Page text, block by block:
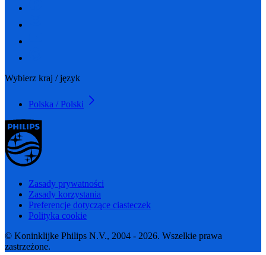
Wybierz kraj / język
Polska / Polski
Zasady prywatności
Zasady korzystania
Preferencje dotyczące ciasteczek
Polityka cookie
© Koninklijke Philips N.V., 2004 - 2026. Wszelkie prawa
zastrzeżone.